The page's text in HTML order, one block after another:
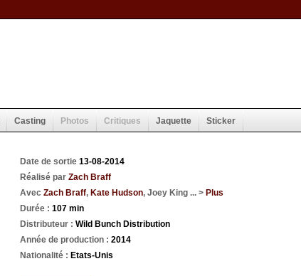
Casting Photos Critiques Jaquette Sticker
Date de sortie 13-08-2014
Réalisé par Zach Braff
Avec Zach Braff, Kate Hudson, Joey King ... > Plus
Durée : 107 min
Distributeur : Wild Bunch Distribution
Année de production : 2014
Nationalité : Etats-Unis